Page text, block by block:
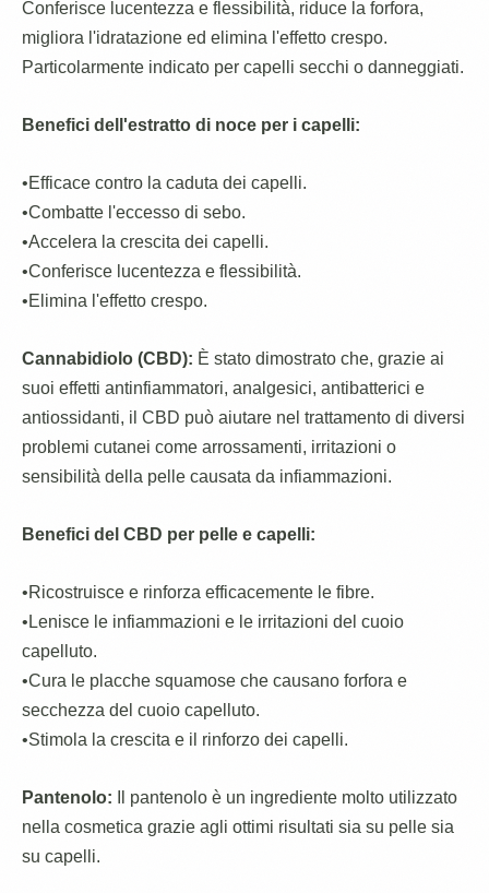
Conferisce lucentezza e flessibilità, riduce la forfora,
migliora l'idratazione ed elimina l'effetto crespo.
Particolarmente indicato per capelli secchi o danneggiati.
Benefici dell'estratto di noce per i capelli:
•Efficace contro la caduta dei capelli.
•Combatte l'eccesso di sebo.
•Accelera la crescita dei capelli.
•Conferisce lucentezza e flessibilità.
•Elimina l'effetto crespo.
Cannabidiolo (CBD): È stato dimostrato che, grazie ai
suoi effetti antinfiammatori, analgesici, antibatterici e
antiossidanti, il CBD può aiutare nel trattamento di diversi
problemi cutanei come arrossamenti, irritazioni o
sensibilità della pelle causata da infiammazioni.
Benefici del CBD per pelle e capelli:
•Ricostruisce e rinforza efficacemente le fibre.
•Lenisce le infiammazioni e le irritazioni del cuoio
capelluto.
•Cura le placche squamose che causano forfora e
secchezza del cuoio capelluto.
•Stimola la crescita e il rinforzo dei capelli.
Pantenolo: Il pantenolo è un ingrediente molto utilizzato
nella cosmetica grazie agli ottimi risultati sia su pelle sia
su capelli.